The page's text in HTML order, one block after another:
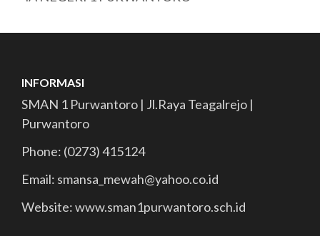
INFORMASI
SMAN 1 Purwantoro | Jl.Raya Teagalrejo |
Purwantoro
Phone: (0273) 415124
Email: smansa_mewah@yahoo.co.id
Website: www.sman1purwantoro.sch.id